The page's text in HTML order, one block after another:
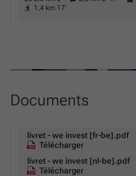
1,4 km 17'
Documents
livret - we invest [fr-be].pdf
Télécharger
livret - we invest [nl-be].pdf
Télécharger